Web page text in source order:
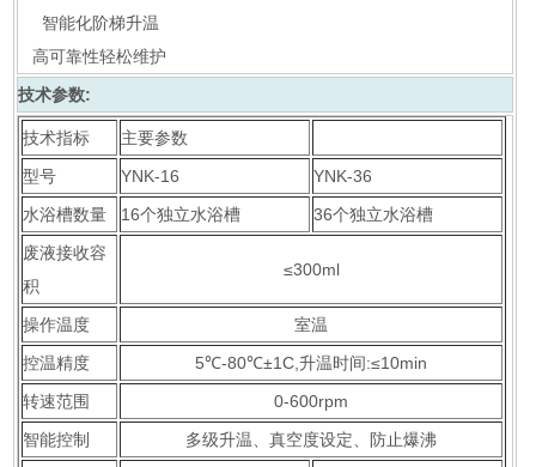
智能化阶梯升温
高可靠性轻松维护
技术参数:
技术指标
主要参数
型号
YNK-16
YNK-36
水浴槽数量
16个独立水浴槽
36个独立水浴槽
废液接收容
积
≤300ml
操作温度
室温
控温精度
5℃-80℃±1C,升温时间:≤10min
转速范围
0-600rpm
智能控制
多级升温、真空度设定、防止爆沸